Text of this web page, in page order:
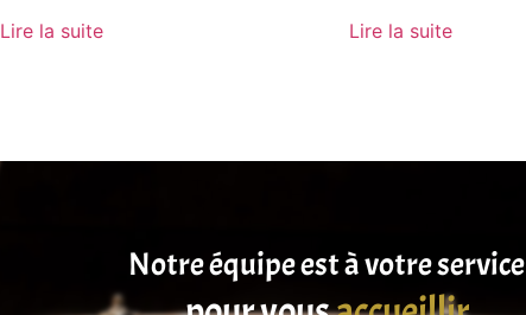
Lire la suite Lire la suite
Notre équipe est à votre service